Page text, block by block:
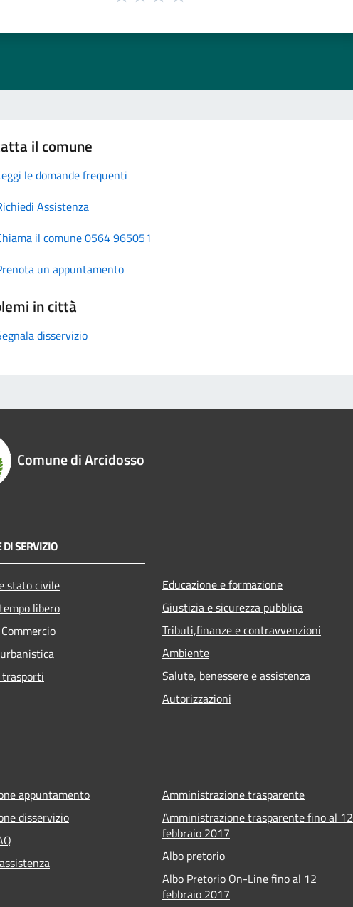
il comune
le domande frequenti
Assistenza
il comune 0564 965051
un appuntamento
in città
disservizio
Comune di Arcidosso
DI SERVIZIO
stato civile
libero
Educazione e formazione
Giustizia e sicurezza pubblica
Tributi,finanze e contravvenzioni
Ambiente
Salute, benessere e assistenza
Autorizzazioni
appuntamento
disservizio
Amministrazione trasparente
Amministrazione trasparente fino al 12
febbraio 2017
Albo pretorio
Albo Pretorio On-Line fino al 12
febbraio 2017